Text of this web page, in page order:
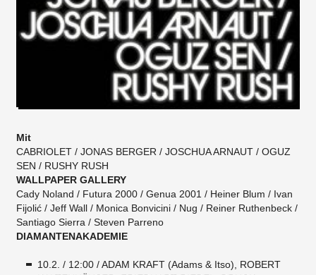
Mit
CABRIOLET / JONAS BERGER / JOSCHUA ARNAUT / OGUZ
SEN / RUSHY RUSH
WALLPAPER GALLERY
Cady Noland / Futura 2000 / Genua 2001 / Heiner Blum / Ivan
Fijolić / Jeff Wall / Monica Bonvicini / Nug / Reiner Ruthenbeck /
Santiago Sierra / Steven Parreno
DIAMANTENAKADEMIE
10.2. / 12:00 / ADAM KRAFT (Adams & Itso), ROBERT